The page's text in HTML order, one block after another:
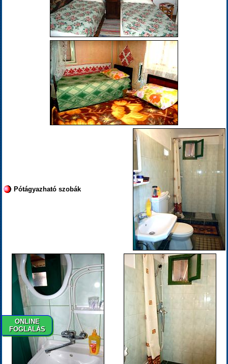
ONLINE
FOGLALÁS
Pótágyazható szobák